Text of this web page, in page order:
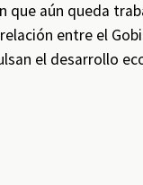
que aún queda
entre el
el desarrollo